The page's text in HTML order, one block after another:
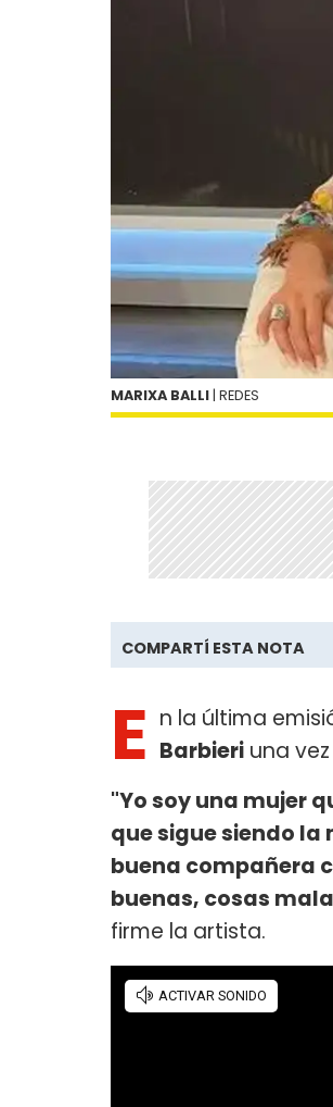
MARIXA BALLI | REDES
COMPARTÍ ESTA NOTA
E n la última
Barbieri una
"Yo soy una mujer
que sigue siendo
buena compañera
buenas, cosas
firme la artista.